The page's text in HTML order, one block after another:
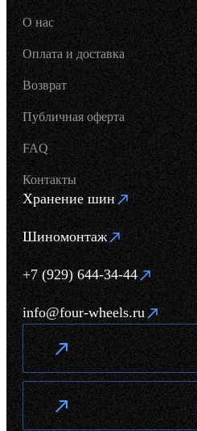
О нас
Оплата и доставка
Возврат
Публичная оферта
FAQ
Контакты
Хранение шин
Шиномонтаж
+7 (929) 644-34-44
info@four-wheels.ru